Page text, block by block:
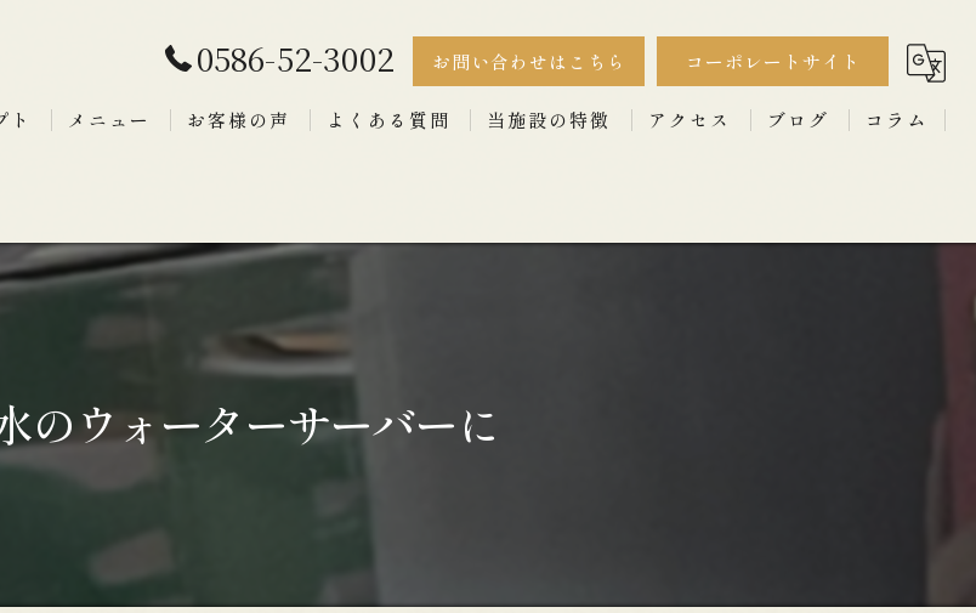
0586-52-3002 お問い合わせはこちら コーポレートサイト
ト メニュー お客様の声 よくある質問 当施設の特徴
古民家
アクセス ブログ コラム
のウォーターサーバーに